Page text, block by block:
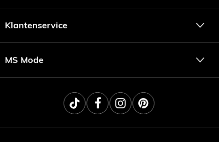
Klantenservice
MS Mode